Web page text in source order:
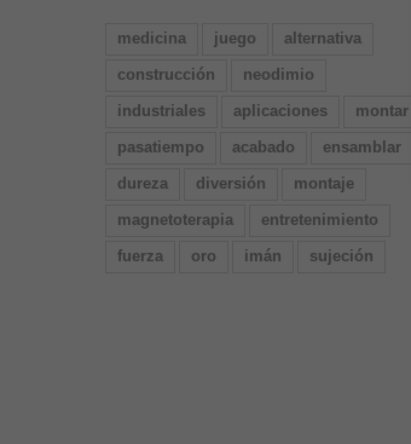
medicina juego
alternativa
construcción
neodimio
industriales
aplicaciones
montar
pasatiempo
acabado
ensamblar
dureza
diversión
montaje
magnetoterapia
entretenimiento
fuerza
oro imán sujeción